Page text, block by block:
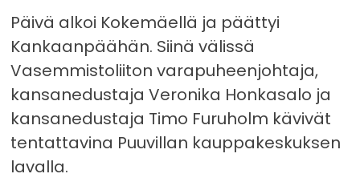
Päivä alkoi Kokemäellä ja päättyi
Kankaanpäähän. Siinä välissä
Vasemmistoliiton varapuheenjohtaja,
kansanedustaja Veronika Honkasalo ja
kansanedustaja Timo Furuholm kävivät
tentattavina Puuvillan kauppakeskuksen
lavalla.